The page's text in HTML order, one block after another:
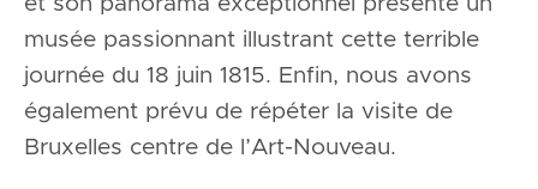
musée passionnant illustrant cette terrible
journée du 18 juin 1815. Enfin, nous avons
également prévu de répéter la visite de
Bruxelles centre de l’Art-Nouveau.